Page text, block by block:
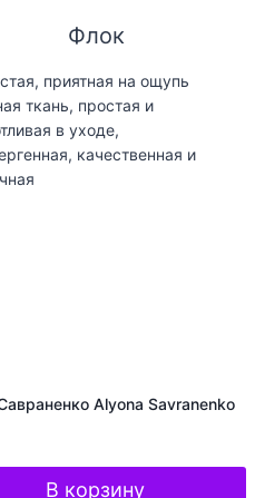
Флок
приятная на ощупь
ткань, простая и
в уходе,
качественная и
Alyona Savranenko
В корзину